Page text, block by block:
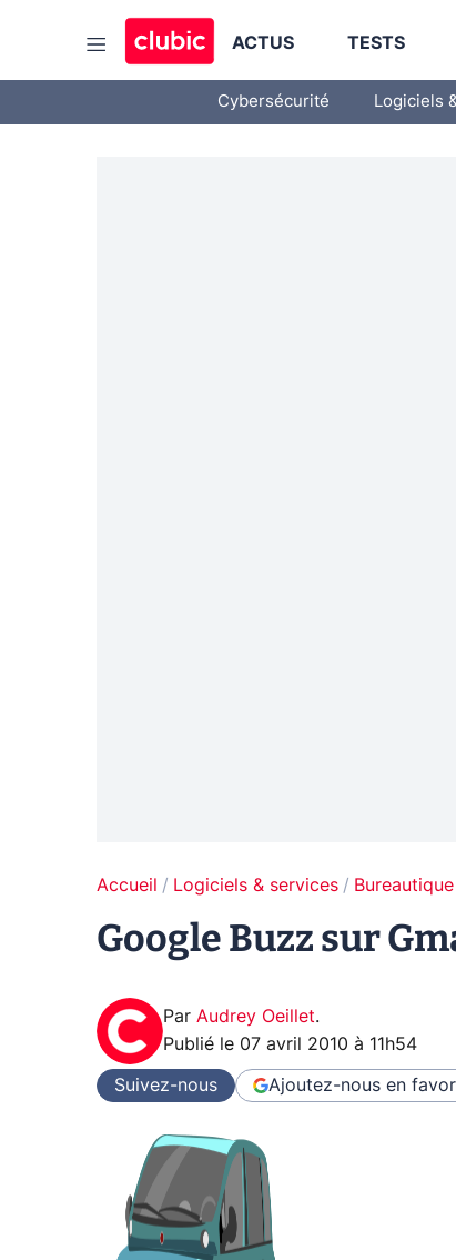
ACTUS TESTS
Cybersécurité Logiciels
Accueil Logiciels & services
Google Buzz sur
Par Audrey Oeillet.
Publié le 07 avril 2010 à 11h54
Suivez-nous Ajoutez-nous en